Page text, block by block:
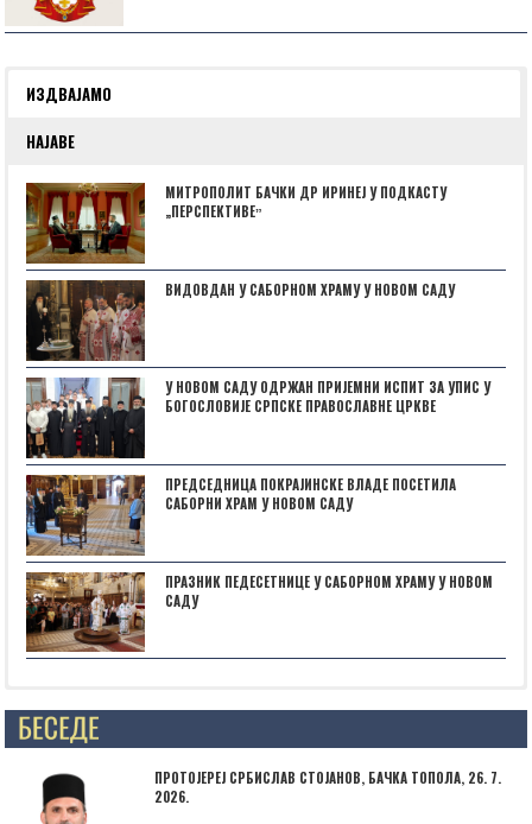
ИЗДВАЈАМО
НАЈАВЕ
МИТРОПОЛИТ БАЧКИ ДР ИРИНЕЈ У ПОДКАСТУ
„ПЕРСПЕКТИВЕˮ
ВИДОВДАН У САБОРНОМ ХРАМУ У НОВОМ САДУ
У НОВОМ САДУ ОДРЖАН ПРИЈЕМНИ ИСПИТ ЗА УПИС У
БОГОСЛОВИЈЕ СРПСКЕ ПРАВОСЛАВНЕ ЦРКВЕ
ПРЕДСЕДНИЦА ПОКРАЈИНСКЕ ВЛАДЕ ПОСЕТИЛА
САБОРНИ ХРАМ У НОВОМ САДУ
ПРАЗНИК ПЕДЕСЕТНИЦЕ У САБОРНОМ ХРАМУ У НОВОМ
САДУ
Posts not found
ПРОТОЈЕРЕЈ СРБИСЛАВ СТОЈАНОВ, БАЧКА ТОПОЛА, 26. 7.
2026.